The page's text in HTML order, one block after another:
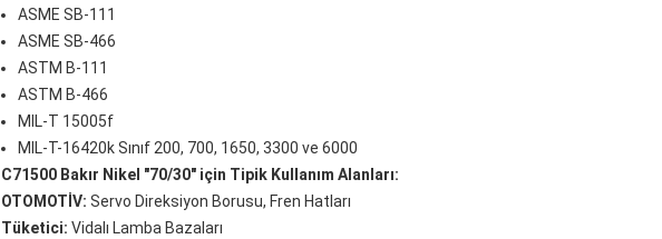
ASME SB-111
ASME SB-466
ASTM B-111
ASTM B-466
MIL-T 15005f
MIL-T-16420k Sınıf 200, 700, 1650, 3300 ve 6000
C71500 Bakır Nikel "70/30" için Tipik Kullanım Alanları:
OTOMOTİV: Servo Direksiyon Borusu, Fren Hatları
Tüketici: Vidalı Lamba Bazaları